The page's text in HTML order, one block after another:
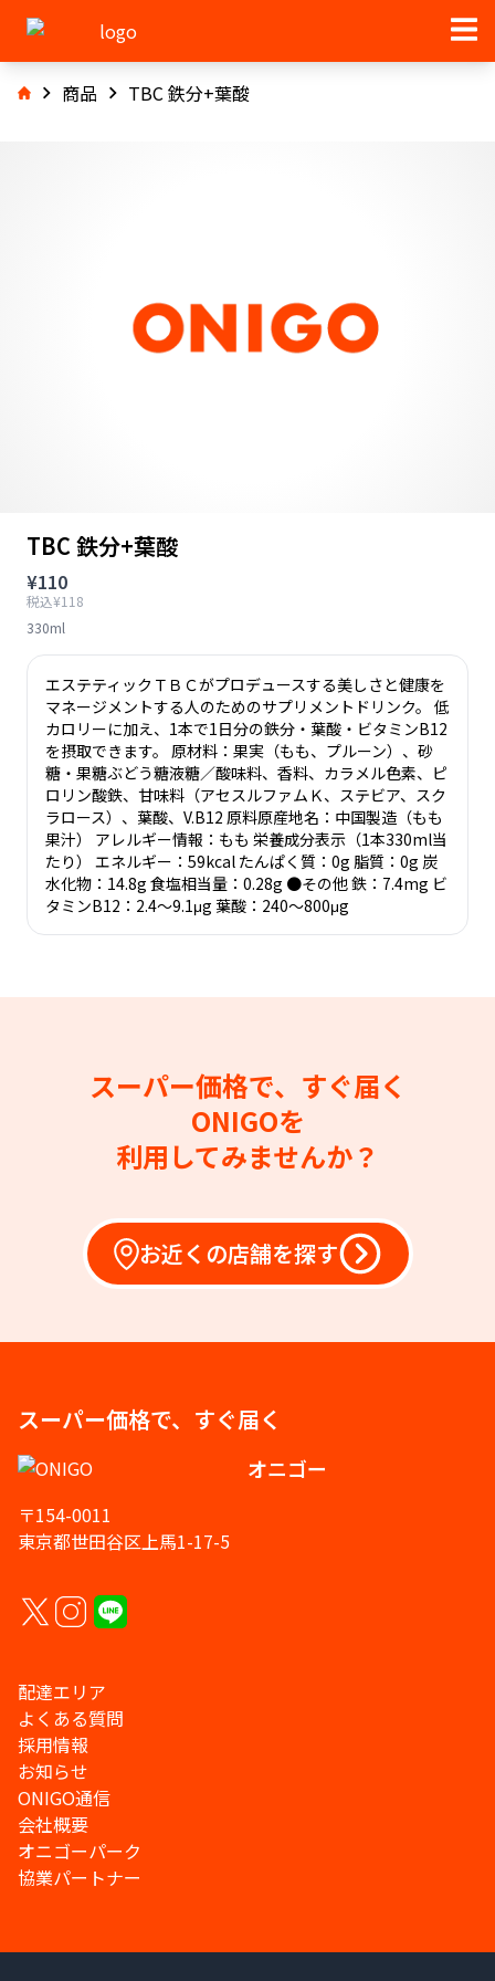
商品 TBC 鉄分+葉酸
TBC 鉄分+葉酸
¥110
税込¥118
330ml
エステティックＴＢＣがプロデュースする美しさと健康を
マネージメントする人のためのサプリメントドリンク。 低
カロリーに加え、1本で1日分の鉄分・葉酸・ビタミンB12
を摂取できます。 原材料：果実（もも、プルーン）、砂
糖・果糖ぶどう糖液糖／酸味料、香料、カラメル色素、ピ
ロリン酸鉄、甘味料（アセスルファムＫ、ステビア、スク
ラロース）、葉酸、V.B12 原料原産地名：中国製造（もも
果汁） アレルギー情報：もも 栄養成分表示（1本330ml当
たり） エネルギー：59kcal たんぱく質：0g 脂質：0g 炭
水化物：14.8g 食塩相当量：0.28g ●その他 鉄：7.4mg ビ
タミンB12：2.4～9.1μg 葉酸：240～800μg
スーパー価格で、すぐ届く
ONIGOを
利用してみませんか？
お近くの店舗を探す
スーパー価格で、すぐ届く
オニゴー
〒154-0011
東京都世田谷区上馬1-17-5
配達エリア
よくある質問
採用情報
お知らせ
ONIGO通信
会社概要
オニゴーパーク
協業パートナー